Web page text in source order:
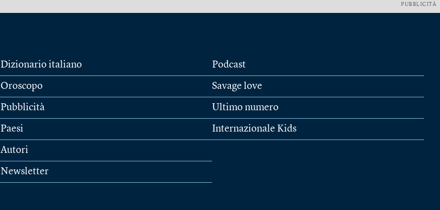
PUBBLICITÀ
Dizionario italiano
Oroscopo
Pubblicità
Paesi
Autori
Newsletter
Podcast
Savage love
Ultimo numero
Internazionale Kids